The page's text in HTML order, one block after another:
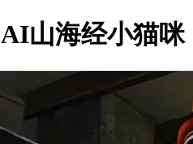
山海经小猫咪